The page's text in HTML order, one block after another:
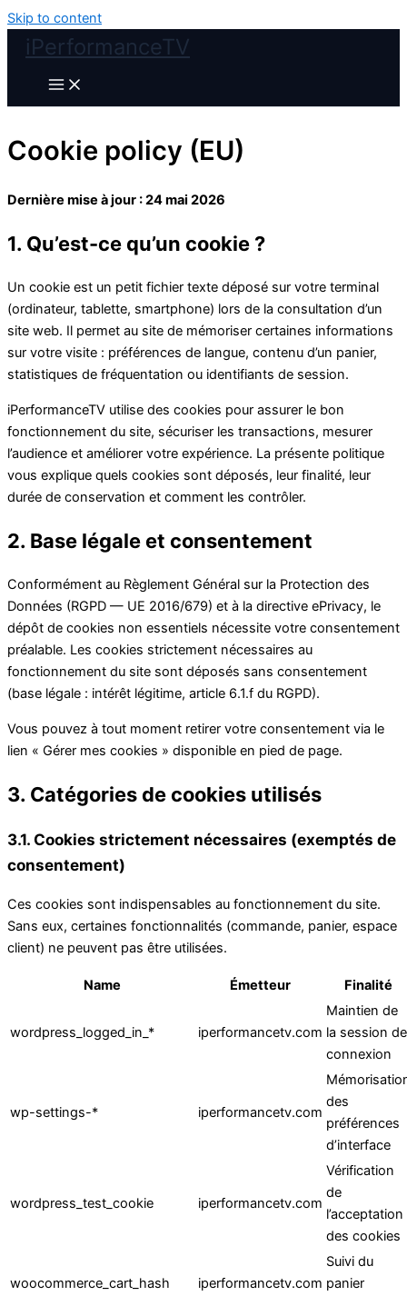
Skip to content
iPerformanceTV
Cookie policy (EU)
Dernière mise à jour : 24 mai 2026
1. Qu’est-ce qu’un cookie ?
Un cookie est un petit fichier texte déposé sur votre terminal
(ordinateur, tablette, smartphone) lors de la consultation d’un
site web. Il permet au site de mémoriser certaines informations
sur votre visite : préférences de langue, contenu d’un panier,
statistiques de fréquentation ou identifiants de session.
iPerformanceTV utilise des cookies pour assurer le bon
fonctionnement du site, sécuriser les transactions, mesurer
l’audience et améliorer votre expérience. La présente politique
vous explique quels cookies sont déposés, leur finalité, leur
durée de conservation et comment les contrôler.
2. Base légale et consentement
Conformément au Règlement Général sur la Protection des
Données (RGPD — UE 2016/679) et à la directive ePrivacy, le
dépôt de cookies non essentiels nécessite votre consentement
préalable. Les cookies strictement nécessaires au
fonctionnement du site sont déposés sans consentement
(base légale : intérêt légitime, article 6.1.f du RGPD).
Vous pouvez à tout moment retirer votre consentement via le
lien « Gérer mes cookies » disponible en pied de page.
3. Catégories de cookies utilisés
3.1. Cookies strictement nécessaires (exemptés de
consentement)
Ces cookies sont indispensables au fonctionnement du site.
Sans eux, certaines fonctionnalités (commande, panier, espace
client) ne peuvent pas être utilisées.
Name Émetteur Finalité
wordpress_logged_in_* iperformancetv.com
Maintien de
la session de
connexion
wp-settings-* iperformancetv.com
des
préférences
d’interface
wordpress_test_cookie iperformancetv.com
Vérification
de
l’acceptation
des cookies
woocommerce_cart_hash iperformancetv.com
Suivi du
panier